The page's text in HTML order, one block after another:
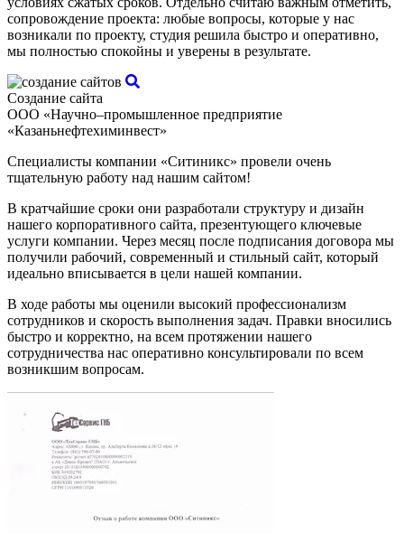
сопровождение проекта: любые вопросы, которые у нас
возникали по проекту, студия решила быстро и оперативно,
мы полностью спокойны и уверены в результате.
Создание сайта
ООО «Научно–промышленное предприятие
«Казаньнефтехиминвест»
Специалисты компании «Ситиникс» провели очень
тщательную работу над нашим сайтом!
В кратчайшие сроки они разработали структуру и дизайн
нашего корпоративного сайта, презентующего ключевые
услуги компании. Через месяц после подписания договора мы
получили рабочий, современный и стильный сайт, который
идеально вписывается в цели нашей компании.
В ходе работы мы оценили высокий профессионализм
сотрудников и скорость выполнения задач. Правки вносились
быстро и корректно, на всем протяжении нашего
сотрудничества нас оперативно консультировали по всем
возникшим вопросам.